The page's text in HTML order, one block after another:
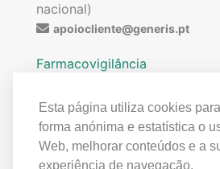
Esta página utiliza cookies
forma anónima e estatística o
Web, melhorar conteúdos e a
experiência de navegação.
nacional)
apoiocliente@generis.pt
Farmacovigilância
medicamentos ou para qualquer
com farmacovigilância (ex:
contactar:
219849300(chamada